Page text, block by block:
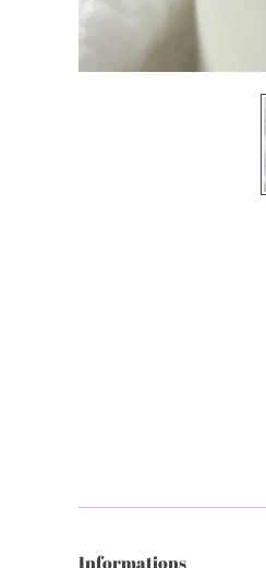
Informations